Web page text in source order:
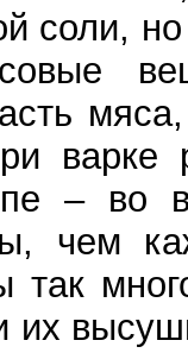
соли,
варке
– во
чем
так
их